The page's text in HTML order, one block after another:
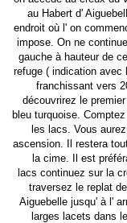
au Habert d'
endroit où l' on
impose. On ne
gauche à hauteur de
refuge ( indication
franchissant vers
découvrirez le
bleu turquoise.
les lacs. Vous
ascension. Il restera
la cime. Il est
lacs continuez sur la
traversez le replat
Aiguebelle jusqu' à l'
larges lacets dans